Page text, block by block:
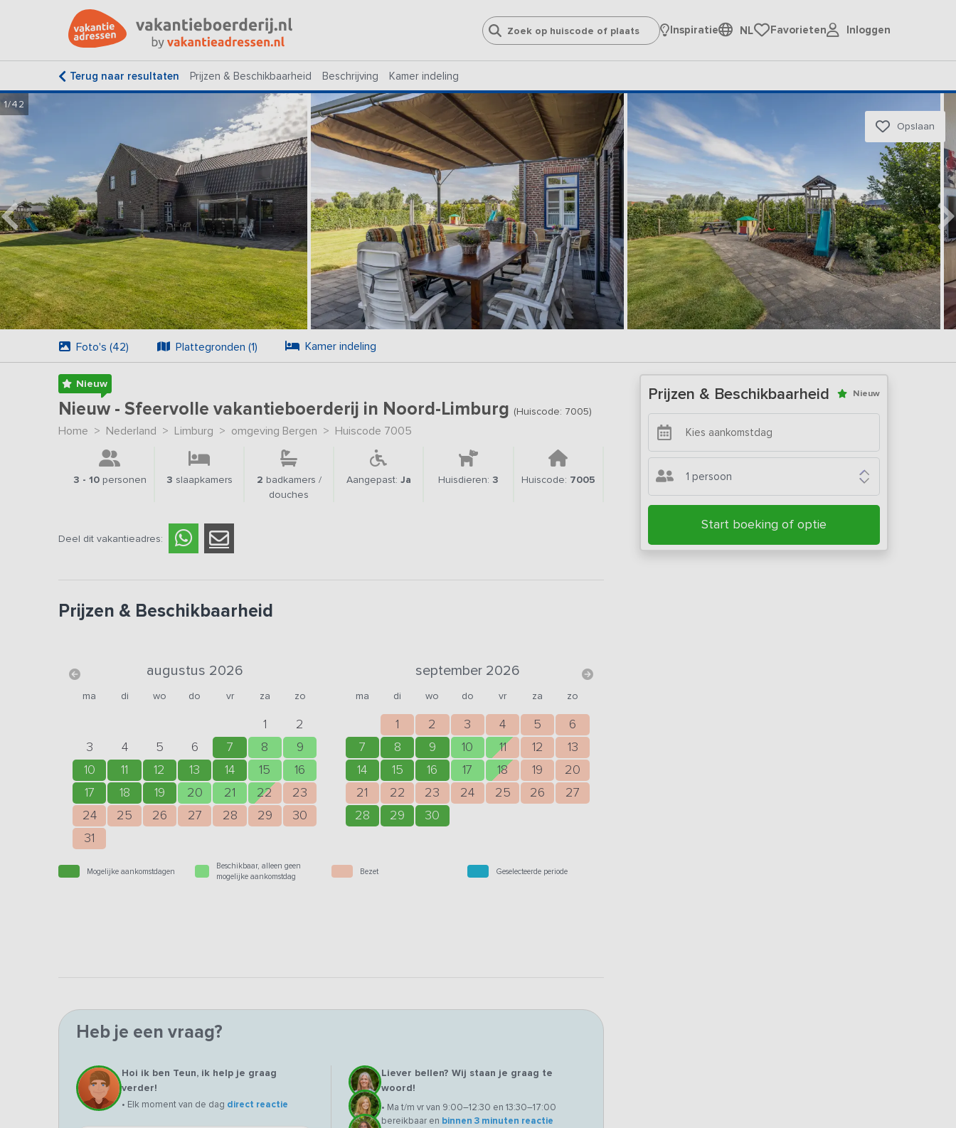
Inspiratie NL Favorieten Inloggen
Terug naar resultaten Prijzen & Beschikbaarheid Beschrijving Kamer indeling
1/42
Opslaan
Foto's (42) Plattegronden (1) Kamer indeling
Nieuw
Nieuw - Sfeervolle vakantieboerderij in Noord-Limburg (Huiscode: 7005)
Home > Nederland > Limburg > omgeving Bergen > Huiscode 7005
3 - 10personen 3 slaapkamers 2 badkamers /
douches
Aangepast: Ja Huisdieren: 3 Huiscode: 7005
Deel dit vakantieadres:
Prijzen & Beschikbaarheid
augustus 2026
ma di wo do vr za zo
1
2
3
4 5 6 7 8
9
10
11 12 13 14 15
16
17
18 19 20 21 22
23
24
25 26 27 28 29
30
31
september 2026
ma di wo do vr za zo
1 2 3 4 5
6
7
8 9 10 11 12
13
14
15 16 17 18 19
20
21
22 23 24 25 26
27
28
29 30
Mogelijke aankomstdagen
Beschikbaar, alleen geen
mogelijke aankomstdag
Bezet Geselecteerde periode
Heb je een vraag?
Hoi ik ben Teun, ik help je graag
verder!
• Elk moment van de dag direct reactie
Liever bellen? Wij staan je graag te
woord!
• Ma t/m vr van 9:00–12:30 en 13:30–17:00
bereikbaar en binnen 3 minuten reactie
Prijzen & Beschikbaarheid Nieuw
1 persoon
Start boeking of optie